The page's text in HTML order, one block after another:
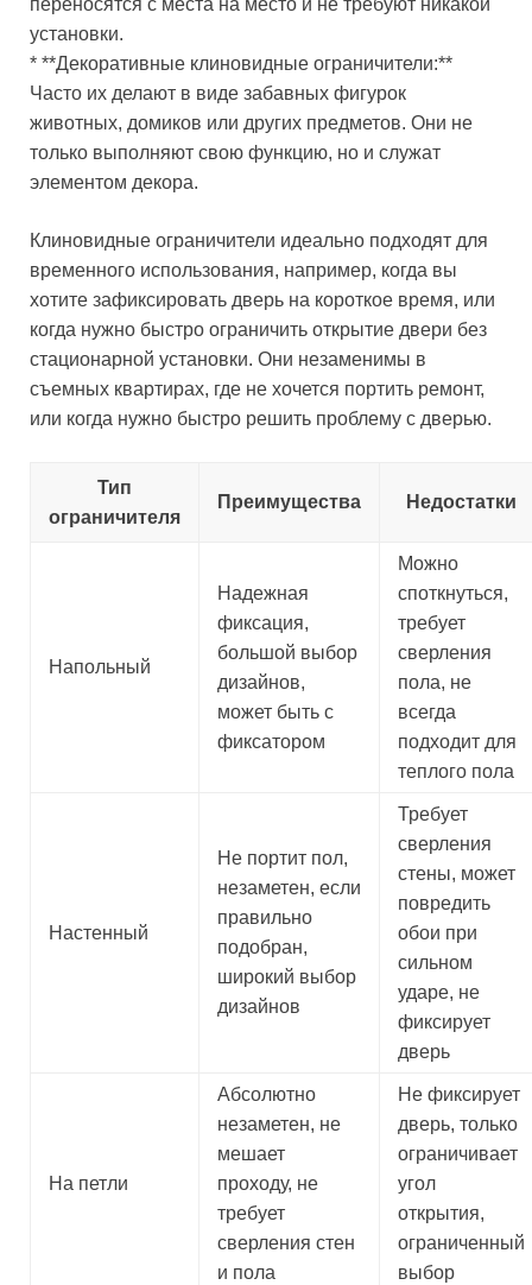
переносятся с места на место и не требуют никакой
установки.
* **Декоративные клиновидные ограничители:**
Часто их делают в виде забавных фигурок
животных, домиков или других предметов. Они не
только выполняют свою функцию, но и служат
элементом декора.
Клиновидные ограничители идеально подходят для
временного использования, например, когда вы
хотите зафиксировать дверь на короткое время, или
когда нужно быстро ограничить открытие двери без
стационарной установки. Они незаменимы в
съемных квартирах, где не хочется портить ремонт,
или когда нужно быстро решить проблему с дверью.
Тип
ограничителя
Преимущества Недостатки
Напольный
Надежная
фиксация,
большой выбор
дизайнов,
может быть с
фиксатором
Можно
споткнуться,
требует
сверления
пола, не
всегда
подходит для
теплого пола
Настенный
Не портит пол,
незаметен, если
правильно
подобран,
широкий выбор
дизайнов
Требует
сверления
стены, может
повредить
обои при
сильном
ударе, не
фиксирует
дверь
На петли
Абсолютно
незаметен, не
мешает
проходу, не
требует
сверления стен
и пола
Не фиксирует
дверь, только
ограничивает
угол
открытия,
ограниченный
выбор